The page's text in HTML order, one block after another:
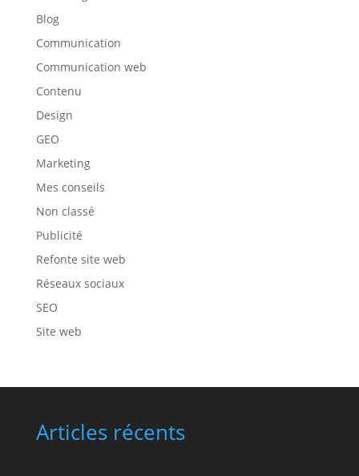
Blog
Communication
Communication web
Contenu
Design
GEO
Marketing
Mes conseils
Non classé
Publicité
Refonte site web
Réseaux sociaux
SEO
Site web
Articles récents